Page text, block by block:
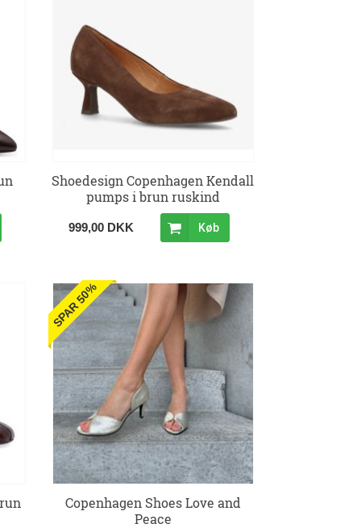
Shoedesign Copenhagen Kendall
pumps i brun ruskind
999,00 DKK Køb
SPAR 50%
Copenhagen Shoes Love and
Peace